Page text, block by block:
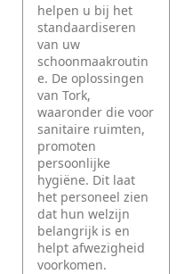
helpen u bij het
standaardiseren
van uw
schoonmaakroutin
e. De oplossingen
van Tork,
waaronder die voor
sanitaire ruimten,
promoten
persoonlijke
hygiëne. Dit laat
het personeel zien
dat hun welzijn
belangrijk is en
helpt afwezigheid
voorkomen.